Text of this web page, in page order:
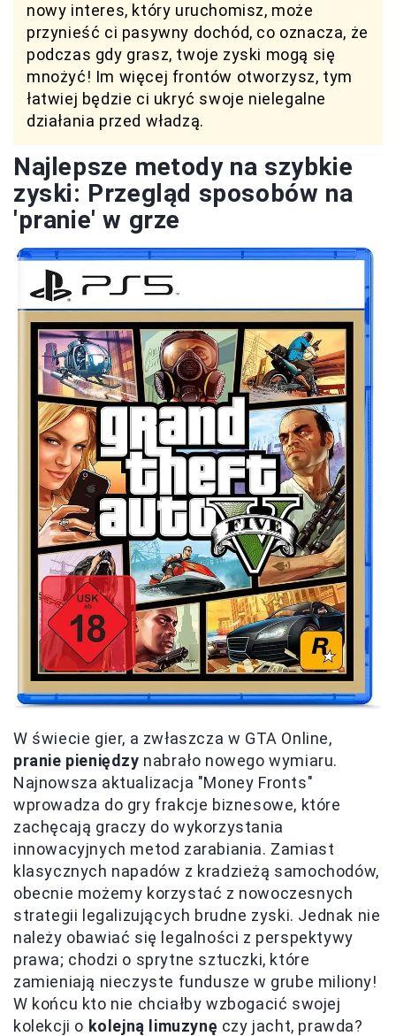
nowy interes, który uruchomisz, może
przynieść ci pasywny dochód, co oznacza, że
podczas gdy grasz, twoje zyski mogą się
mnożyć! Im więcej frontów otworzysz, tym
łatwiej będzie ci ukryć swoje nielegalne
działania przed władzą.
Najlepsze metody na szybkie
zyski: Przegląd sposobów na
'pranie' w grze
W świecie gier, a zwłaszcza w GTA Online,
pranie pieniędzy nabrało nowego wymiaru.
Najnowsza aktualizacja "Money Fronts"
wprowadza do gry frakcje biznesowe, które
zachęcają graczy do wykorzystania
innowacyjnych metod zarabiania. Zamiast
klasycznych napadów z kradzieżą samochodów,
obecnie możemy korzystać z nowoczesnych
strategii legalizujących brudne zyski. Jednak nie
należy obawiać się legalności z perspektywy
prawa; chodzi o sprytne sztuczki, które
zamieniają nieczyste fundusze w grube miliony!
W końcu kto nie chciałby wzbogacić swojej
kolekcji o kolejną limuzynę czy jacht, prawda?